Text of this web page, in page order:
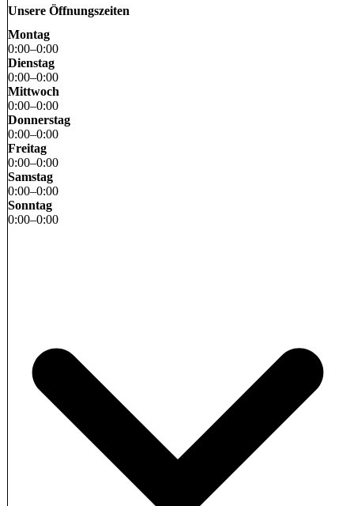
Unsere Öffnungszeiten
Montag
0:00–0:00
Dienstag
0:00–0:00
Mittwoch
0:00–0:00
Donnerstag
0:00–0:00
Freitag
0:00–0:00
Samstag
0:00–0:00
Sonntag
0:00–0:00